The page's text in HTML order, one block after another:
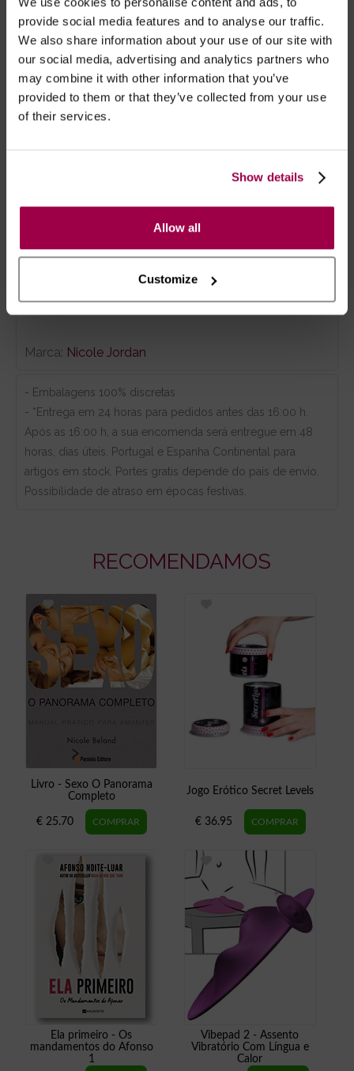
provide social media features and to analyse our traffic.
We also share information about your use of our site with
our social media, advertising and analytics partners who
may combine it with other information that you’ve
provided to them or that they’ve collected from your use
of their services.
Show details
Allow all
Customize
como és forte.»
«O poder tem tanto que ver com
perceção como com os recursos que se
tem ao dispor.
?CRITICAS
«Deliciosamente inventivo... EsTe
Publishers Weekly
«Mais sexy é impossível.»
Entertainment Weekly
Marca: Nicole Jordan
- Embalagens 100% discretas
- *Entrega em 24 horas para pedidos antes das 16:00 h.
Após as 16:00 h, a sua encomenda será entregue em 48
horas, dias úteis. Portugal e Espanha Continental para
artigos em stock. Portes gratis depende do país de envio.
Possibilidade de atraso em épocas festivas.
RECOMENDAMOS
Livro - Sexo O Panorama
Completo
€ 25.70
Jogo Erótico Secret Levels
€ 36.95
Ela primeiro - Os
mandamentos do Afonso
1
Vibepad 2 - Assento
Vibratório Com Língua e
Calor